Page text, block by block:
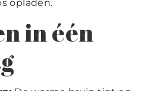
opladen.
in één